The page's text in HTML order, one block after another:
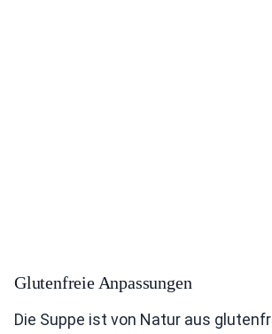
Glutenfreie Anpassungen
Die Suppe ist von Natur aus